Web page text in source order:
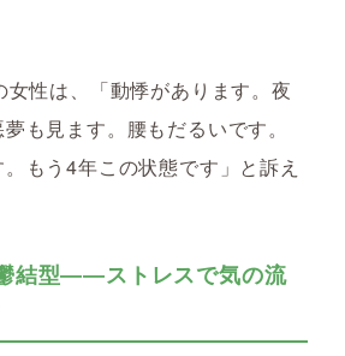
性は、「動悸があります。夜
も見ます。腰もだるいです。
もう4年この状態です」と訴え
結型――ストレスで気の流